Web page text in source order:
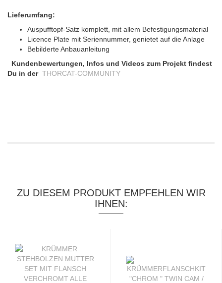
Lieferumfang:
Auspufftopf-Satz komplett, mit allem Befestigungsmaterial
Licence Plate mit Seriennummer, genietet auf die Anlage
Bebilderte Anbauanleitung
Kundenbewertungen, Infos und Videos zum Projekt findest
Du in der THORCAT-COMMUNITY
ZU DIESEM PRODUKT EMPFEHLEN WIR
IHNEN: